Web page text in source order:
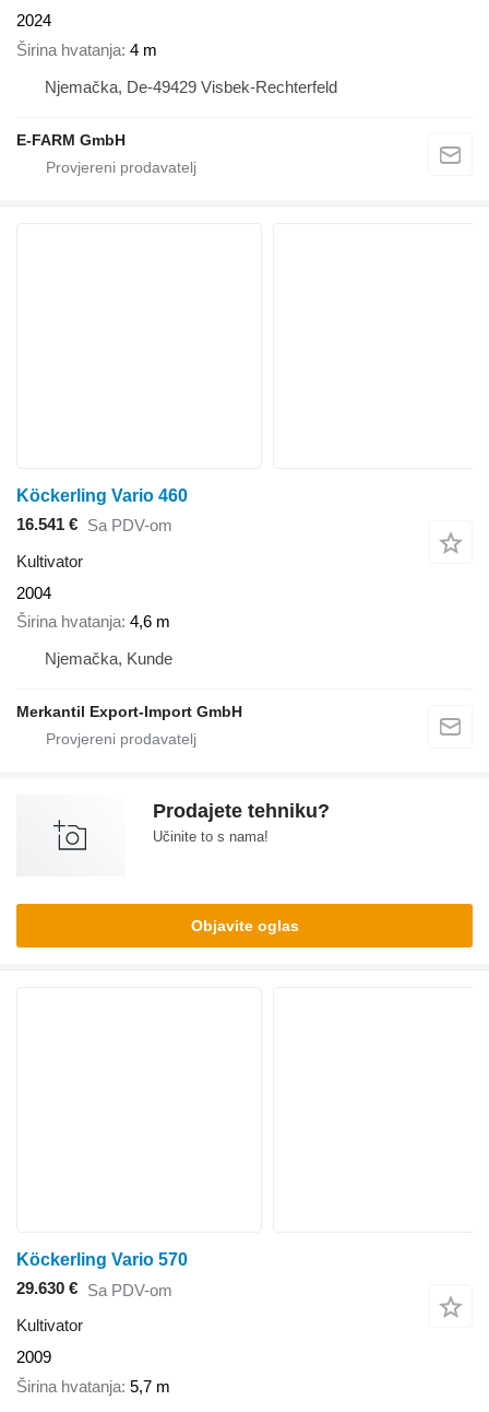
2024
Širina hvatanja 4 m
Njemačka, De-49429 Visbek-Rechterfeld
E-FARM GmbH
Köckerling Vario 460
16.541 € Sa PDV-om
Kultivator
2004
Širina hvatanja 4,6 m
Njemačka, Kunde
Merkantil Export-Import GmbH
Prodajete tehniku?
Učinite to s nama!
Objavite oglas
Köckerling Vario 570
29.630 € Sa PDV-om
Kultivator
2009
Širina hvatanja 5,7 m